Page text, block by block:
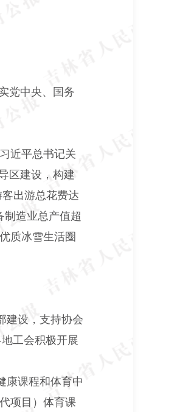
党中央、国务
近平总书记关
区建设，构建
出游总花费达
制造业总产值超
质冰雪生活圈
建设，支持协会
工会积极开展
康课程和体育中
项目）体育课